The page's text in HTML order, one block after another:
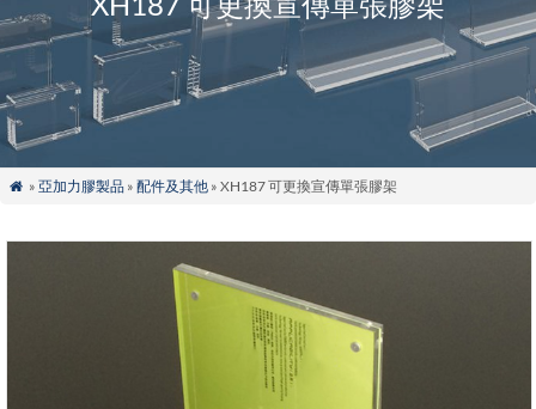
 » 亞加力膠製品» 配件及其他» XH187 可更換宣傳單張膠架